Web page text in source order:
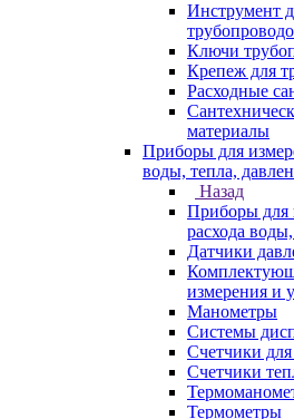
Инструмент
Ключи
Крепеж для
Расходные
материалы
Приборы для
воды, тепла,
Назад
Приборы для
расхода
Датчики
измерения и
Манометры
Системы
Счетчики
Счетчики
Термометры